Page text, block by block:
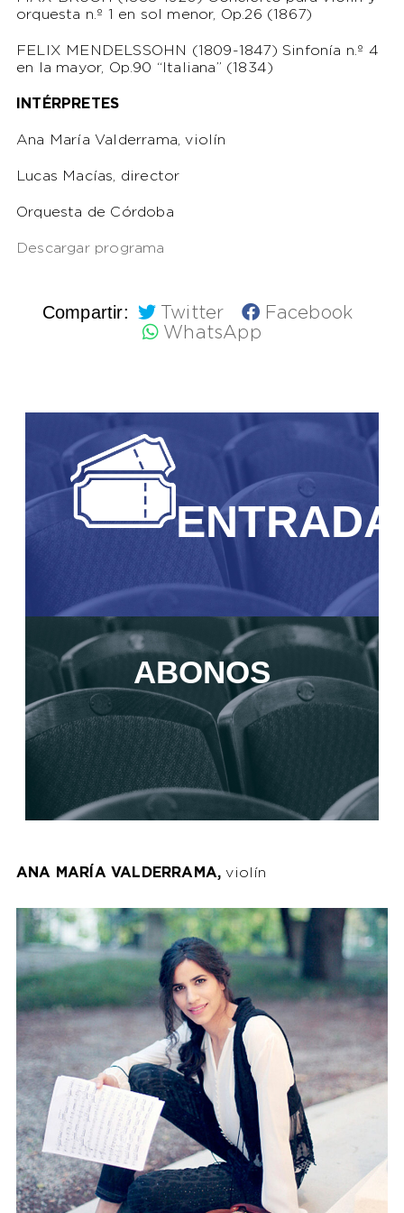
orquesta n.º 1 en sol menor, Op.26 (1867)
FELIX MENDELSSOHN (1809-1847) Sinfonía n.º 4
en la mayor, Op.90 “Italiana” (1834)
INTÉRPRETES
Ana María Valderrama, violín
Lucas Macías, director
Orquesta de Córdoba
Descargar programa
Compartir: Twitter
Facebook
WhatsApp
ABONOS
ANA MARÍA VALDERRAMA,violín